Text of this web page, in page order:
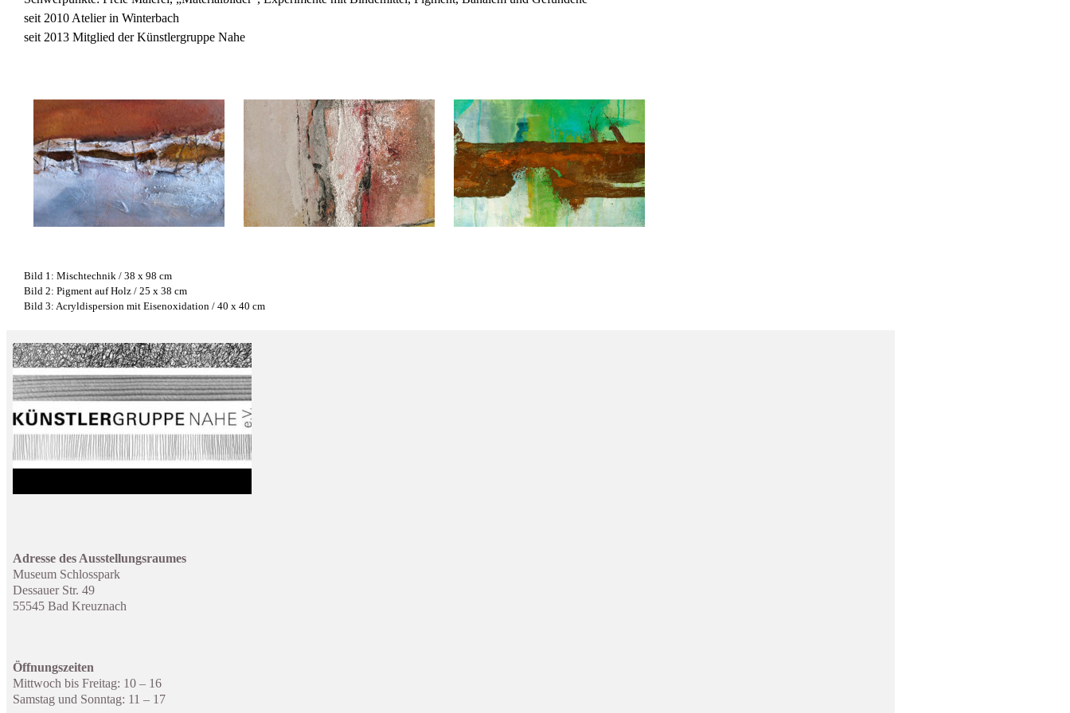
seit 2010 Atelier in Winterbach
seit 2013 Mitglied der Künstlergruppe Nahe
Bild 1: Mischtechnik / 38 x 98 cm
Bild 2: Pigment auf Holz / 25 x 38 cm
Bild 3: Acryldispersion mit Eisenoxidation / 40 x 40 cm
Adresse des Ausstellungsraumes
Museum Schlosspark
Dessauer Str. 49
55545 Bad Kreuznach
Öffnungszeiten
Mittwoch bis Freitag: 10 – 16
Samstag und Sonntag: 11 – 17